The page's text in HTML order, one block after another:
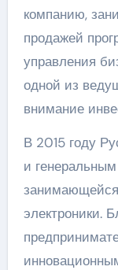
компанию,
продажей
управления
одной из
внимание
В 2015 году
и
электроники.